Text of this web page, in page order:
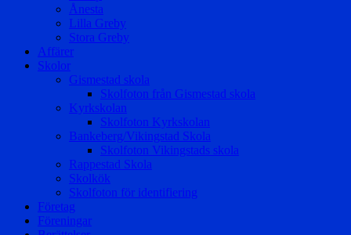
Ånesta
Lilla Greby
Stora Greby
Affärer
Skolor
Gismestad skola
Skolfoton från Gismestad skola
Kyrkskolan
Skolfoton Kyrkskolan
Bankeberg/Vikingstad Skola
Skolfoton Vikingstads skola
Rappestad Skola
Skolkök
Skolfoton för identifiering
Företag
Föreningar